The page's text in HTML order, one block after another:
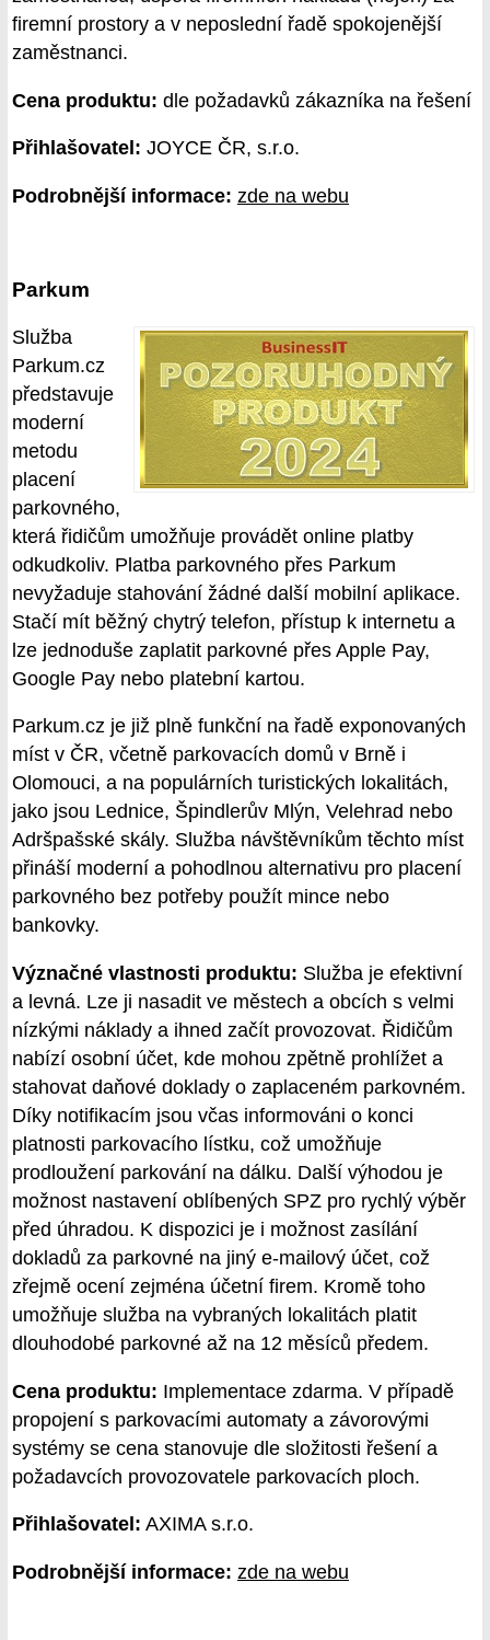
firemní prostory a v neposlední řadě spokojenější
zaměstnanci.
Cena produktu: dle požadavků zákazníka na řešení
Přihlašovatel: JOYCE ČR, s.r.o.
Podrobnější informace: zde na webu
Parkum
Služba
Parkum.cz
představuje
moderní
metodu
placení
parkovného,
která řidičům umožňuje provádět online platby
odkudkoliv. Platba parkovného přes Parkum
nevyžaduje stahování žádné další mobilní aplikace.
Stačí mít běžný chytrý telefon, přístup k internetu a
lze jednoduše zaplatit parkovné přes Apple Pay,
Google Pay nebo platební kartou.
Parkum.cz je již plně funkční na řadě exponovaných
míst v ČR, včetně parkovacích domů v Brně i
Olomouci, a na populárních turistických lokalitách,
jako jsou Lednice, Špindlerův Mlýn, Velehrad nebo
Adršpašské skály. Služba návštěvníkům těchto míst
přináší moderní a pohodlnou alternativu pro placení
parkovného bez potřeby použít mince nebo
bankovky.
Význačné vlastnosti produktu: Služba je efektivní
a levná. Lze ji nasadit ve městech a obcích s velmi
nízkými náklady a ihned začít provozovat. Řidičům
nabízí osobní účet, kde mohou zpětně prohlížet a
stahovat daňové doklady o zaplaceném parkovném.
Díky notifikacím jsou včas informováni o konci
platnosti parkovacího lístku, což umožňuje
prodloužení parkování na dálku. Další výhodou je
možnost nastavení oblíbených SPZ pro rychlý výběr
před úhradou. K dispozici je i možnost zasílání
dokladů za parkovné na jiný e-mailový účet, což
zřejmě ocení zejména účetní firem. Kromě toho
umožňuje služba na vybraných lokalitách platit
dlouhodobé parkovné až na 12 měsíců předem.
Cena produktu: Implementace zdarma. V případě
propojení s parkovacími automaty a závorovými
systémy se cena stanovuje dle složitosti řešení a
požadavcích provozovatele parkovacích ploch.
Přihlašovatel: AXIMA s.r.o.
Podrobnější informace: zde na webu